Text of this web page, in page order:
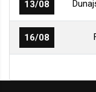
13/08
16/08